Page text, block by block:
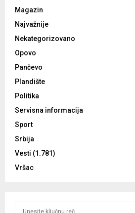
Magazin
Najvažnije
Nekategorizovano
Opovo
Pančevo
Plandište
Politika
Servisna informacija
Sport
Srbija
Vesti (1.781)
Vršac